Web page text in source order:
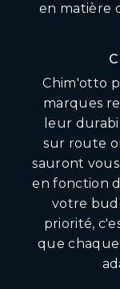
en matière
Chim'otto
marques
leur
sur route
sauront
en fonction
votre
priorité,
que